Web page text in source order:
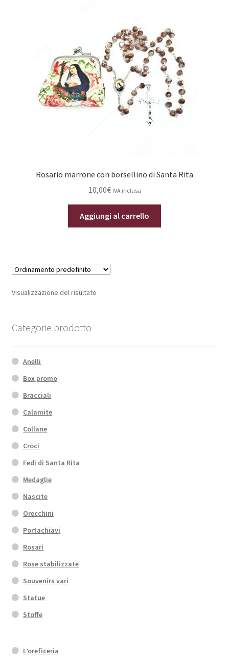
Rosario marrone con borsellino di Santa Rita
10,00€ IVA inclusa
Aggiungi al carrello
Visualizzazione del risultato
Categorie prodotto
Anelli
Box promo
Bracciali
Calamite
Collane
Croci
Fedi di Santa Rita
Medaglie
Nascite
Orecchini
Portachiavi
Rosari
Rose stabilizzate
Souvenirs vari
Statue
Stoffe
L’oreficeria